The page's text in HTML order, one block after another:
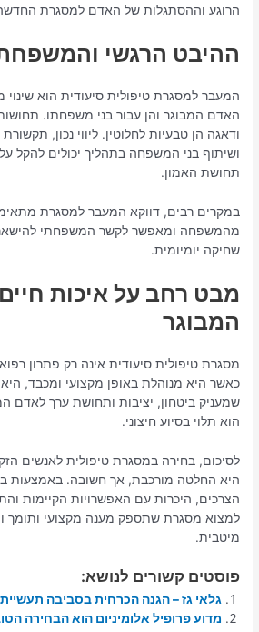
הרוגע וההסתגלות של האדם למסגרת
ההיבט הרגשי
המעבר למסגרת טיפולית סיעודית הוא שינוי
האדם המבוגר והן עבור בני משפחתו.
ודאגה הן טבעיות לחלוטין. ליווי נכון,
ושיתוף בני המשפחה בתהליך יכולים להקל
תחושת האמון.
במקרים רבים, דווקא המעבר למסגרת
מהמשפחה ומאפשר לקשר המשפחתי
שחיקה יומיומית.
מבט רחב על איכות
המבוגר
מסגרת טיפולית סיעודית אינה רק פתרון
כאשר היא מנוהלת באופן מקצועי ומכבד, היא
שמעניק ביטחון, יציבות ותחושת ערך לאדם
הוא תלוי בסיוע חיצוני.
לסיכום, בחירה במסגרת טיפולית לאנשים
היא החלטה מורכבת, אך חשובה. באמצעות
הצרכים, היכרות עם האפשרויות הקיימות
למצוא מסגרת שתספק מענה מקצועי ותומך
מיטבית.
פוסטים קשורים לנושא:
גלאי גז – הגנה הכרחית בסביבה
מדוע פרופיל אלומיניום הוא הבחירה